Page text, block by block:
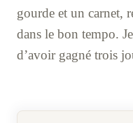
gourde et un carnet,
dans le bon tempo.
d’avoir gagné trois